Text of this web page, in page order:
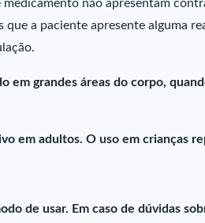
não apresentam
que a paciente apresente alguma
em grandes áreas do corpo,
em adultos. O uso em crianças
de usar. Em caso de dúvidas